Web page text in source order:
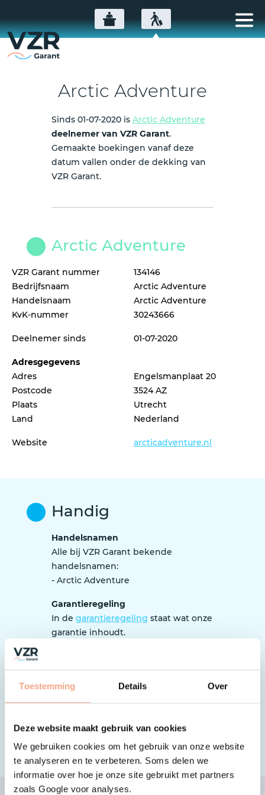
Toestemming Details Over
Deze website maakt gebruik van cookies
We gebruiken cookies om het gebruik van onze website
te analyseren en te verbeteren. Soms delen we
informatie over hoe je onze site gebruikt met partners
zoals Google voor analyses.
Arctic Adventure
Sinds 01-07-2020 is Arctic Adventure
deelnemer van VZR Garant.
Gemaakte boekingen vanaf deze
datum vallen onder de dekking van
VZR Garant.
Arctic Adventure
VZR Garant nummer
134146
Bedrijfsnaam
Arctic Adventure
Handelsnaam
Arctic Adventure
KvK-nummer
30243666
Deelnemer sinds 01-07-2020
Adresgegevens
Adres
Engelsmanplaat 20
Postcode
3524 AZ
Plaats
Utrecht
Land
Nederland
Website arcticadventure.nl
Handig
Handelsnamen
Alle bij VZR Garant bekende
handelsnamen:
- Arctic Adventure
Garantieregeling
In de garantieregeling staat wat onze
garantie inhoudt.
letten?
Het is belangrijk dat je bij het
werkt volgens de garantieregeling.
Zo controleer je dat